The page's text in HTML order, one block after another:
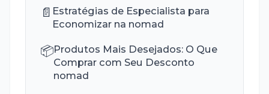
📄 Estratégias de Especialista para
Economizar na nomad
📦Produtos Mais Desejados: O Que
Comprar com Seu Desconto
nomad